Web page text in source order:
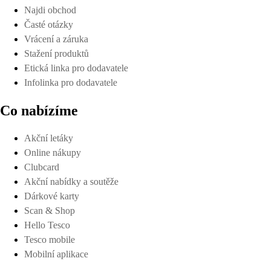
Najdi obchod
Časté otázky
Vrácení a záruka
Stažení produktů
Etická linka pro dodavatele
Infolinka pro dodavatele
Co nabízíme
Akční letáky
Online nákupy
Clubcard
Akční nabídky a soutěže
Dárkové karty
Scan & Shop
Hello Tesco
Tesco mobile
Mobilní aplikace